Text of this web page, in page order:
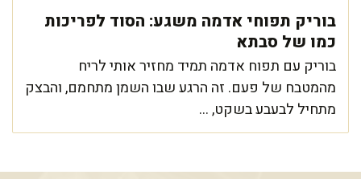
בוריק תפוחי אדמה משגע: הסוד לפריכות
כמו של סבתא
בוריק עם תפוח אדמה תמיד מחזיר אותי לריח
מהמטבח של פעם. זה הרגע שבו השמן מתחמם, והבצק
מתחיל לבעבע בשקט, ...